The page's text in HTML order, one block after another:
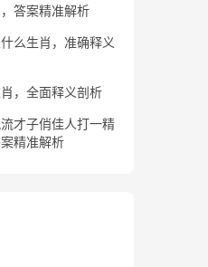
答案精准解析
么生肖，准确释义
，全面释义剖析
才子俏佳人打一精
精准解析